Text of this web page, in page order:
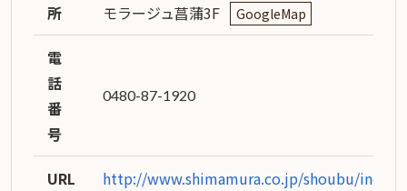
所
モラージュ菖蒲3F
GoogleMap
電
話
番
号
0480-87-1920
URL http://www.shimamura.co.jp/shoubu/